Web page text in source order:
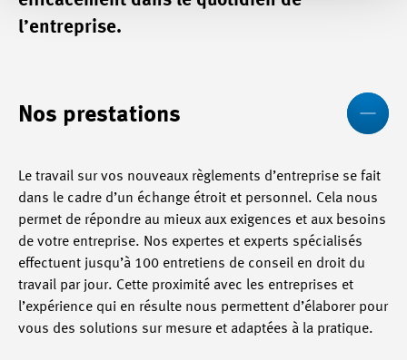
l’entreprise.
Nos prestations
Le travail sur vos nouveaux règlements d’entreprise se fait
dans le cadre d’un échange étroit et personnel. Cela nous
permet de répondre au mieux aux exigences et aux besoins
de votre entreprise. Nos expertes et experts spécialisés
effectuent jusqu’à 100 entretiens de conseil en droit du
travail par jour. Cette proximité avec les entreprises et
l’expérience qui en résulte nous permettent d’élaborer pour
vous des solutions sur mesure et adaptées à la pratique.